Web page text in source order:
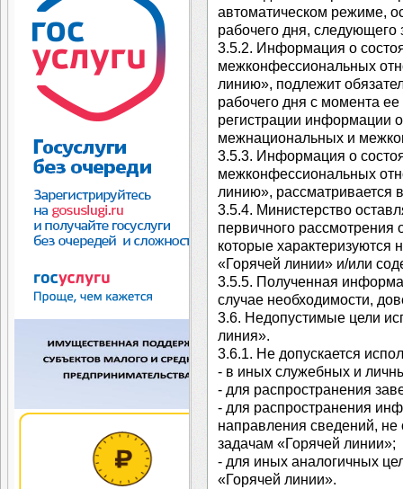
автоматическом режиме,
рабочего дня, следующего
3.5.2. Информация о
межконфессиональных
линию», подлежит
рабочего дня с момента
регистрации информации
межнациональных и
3.5.3. Информация о
межконфессиональных
линию», рассматривается
3.5.4. Министерство
первичного рассмотрения
которые
«Горячей линии» и/или
3.5.5. Полученная
случае необходимости,
3.6. Недопустимые цели
линия».
3.6.1. Не допускается
- в иных служебных и
- для распространения
- для распространения
направления сведений, не
задачам «Горячей линии»;
- для иных аналогичных
«Горячей линии».